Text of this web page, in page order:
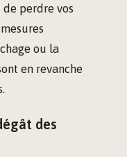
perdre vos
ou la
en revanche
des